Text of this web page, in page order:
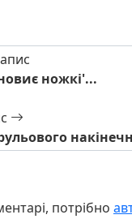
ножкі'...
потрібно